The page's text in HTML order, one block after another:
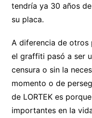
tendría ya 30 años
su placa.
A diferencia de otros
el graffiti pasó a ser
censura o sin la
momento o de
de LORTEK es
importantes en la